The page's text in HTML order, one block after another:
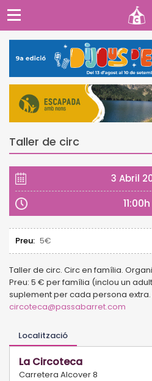
Taller de circ
3 Abril
11:00h
Preu: 5€
Taller de circ. Circ en família.
Preu: 5 € per família (inclou un
suplement per cada persona
circoteca@passabarret.com
Localització
La Circoteca
Carretera Alcover 8